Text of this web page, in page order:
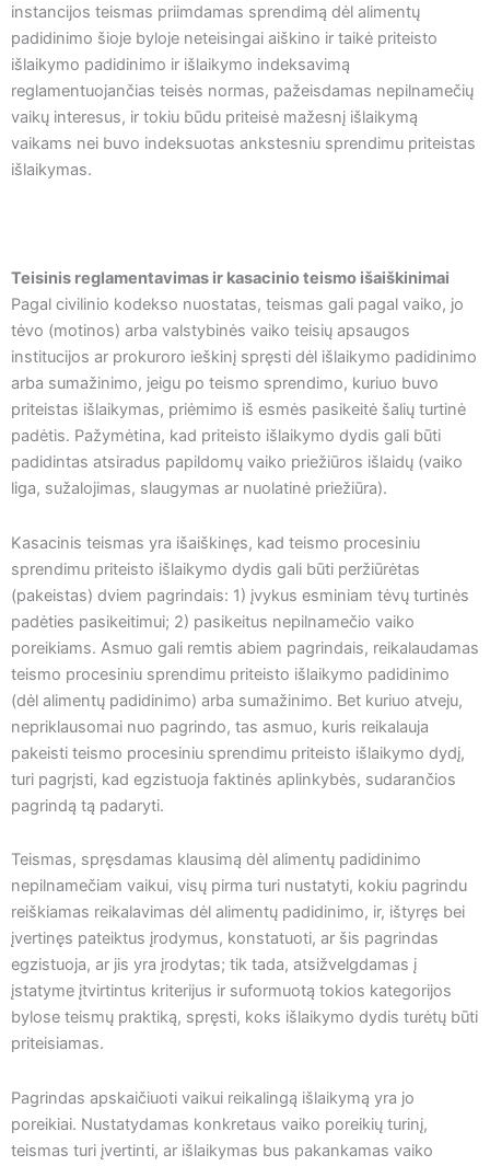
instancijos teismas priimdamas sprendimą dėl alimentų
padidinimo šioje byloje neteisingai aiškino ir taikė priteisto
išlaikymo padidinimo ir išlaikymo indeksavimą
reglamentuojančias teisės normas, pažeisdamas nepilnamečių
vaikų interesus, ir tokiu būdu priteisė mažesnį išlaikymą
vaikams nei buvo indeksuotas ankstesniu sprendimu priteistas
išlaikymas.
Teisinis reglamentavimas ir kasacinio teismo išaiškinimai
Pagal civilinio kodekso nuostatas, teismas gali pagal vaiko, jo
tėvo (motinos) arba valstybinės vaiko teisių apsaugos
institucijos ar prokuroro ieškinį spręsti dėl išlaikymo padidinimo
arba sumažinimo, jeigu po teismo sprendimo, kuriuo buvo
priteistas išlaikymas, priėmimo iš esmės pasikeitė šalių turtinė
padėtis. Pažymėtina, kad priteisto išlaikymo dydis gali būti
padidintas atsiradus papildomų vaiko priežiūros išlaidų (vaiko
liga, sužalojimas, slaugymas ar nuolatinė priežiūra).
Kasacinis teismas yra išaiškinęs, kad teismo procesiniu
sprendimu priteisto išlaikymo dydis gali būti peržiūrėtas
(pakeistas) dviem pagrindais: 1) įvykus esminiam tėvų turtinės
padėties pasikeitimui; 2) pasikeitus nepilnamečio vaiko
poreikiams. Asmuo gali remtis abiem pagrindais, reikalaudamas
teismo procesiniu sprendimu priteisto išlaikymo padidinimo
(dėl alimentų padidinimo) arba sumažinimo. Bet kuriuo atveju,
nepriklausomai nuo pagrindo, tas asmuo, kuris reikalauja
pakeisti teismo procesiniu sprendimu priteisto išlaikymo dydį,
turi pagrįsti, kad egzistuoja faktinės aplinkybės, sudarančios
pagrindą tą padaryti.
Teismas, spręsdamas klausimą dėl alimentų padidinimo
nepilnamečiam vaikui, visų pirma turi nustatyti, kokiu pagrindu
reiškiamas reikalavimas dėl alimentų padidinimo, ir, ištyręs bei
įvertinęs pateiktus įrodymus, konstatuoti, ar šis pagrindas
egzistuoja, ar jis yra įrodytas; tik tada, atsižvelgdamas į
įstatyme įtvirtintus kriterijus ir suformuotą tokios kategorijos
bylose teismų praktiką, spręsti, koks išlaikymo dydis turėtų būti
priteisiamas.
Pagrindas apskaičiuoti vaikui reikalingą išlaikymą yra jo
poreikiai. Nustatydamas konkretaus vaiko poreikių turinį,
teismas turi įvertinti, ar išlaikymas bus pakankamas vaiko